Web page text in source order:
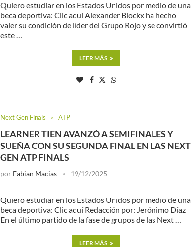
Quiero estudiar en los Estados Unidos por medio de una
beca deportiva: Clic aquí Alexander Blockx ha hecho
valer su condición de líder del Grupo Rojo y se convirtió
este …
LEER MÁS
Next Gen Finals ATP
LEARNER TIEN AVANZÓ A SEMIFINALES Y
SUEÑA CON SU SEGUNDA FINAL EN LAS NEXT
GEN ATP FINALS
por Fabian Macias 19/12/2025
Quiero estudiar en los Estados Unidos por medio de una
beca deportiva: Clic aquí Redacción por: Jerónimo Díaz
En el último partido de la fase de grupos de las Next …
LEER MÁS